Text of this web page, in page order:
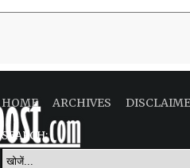
HOME ARCHIVES
SEARCH: